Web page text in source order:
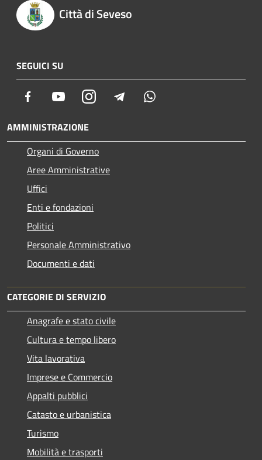
Città di Seveso
SEGUICI SU
Facebook YoutubeInstagram Telegram
AMMINISTRAZIONE
Organi di Governo
Aree Amministrative
Uffici
Enti e fondazioni
Politici
Personale Amministrativo
Documenti e dati
CATEGORIE DI SERVIZIO
Anagrafe e stato civile
Cultura e tempo libero
Vita lavorativa
Imprese e Commercio
Appalti pubblici
Catasto e urbanistica
Turismo
Mobilità e trasporti